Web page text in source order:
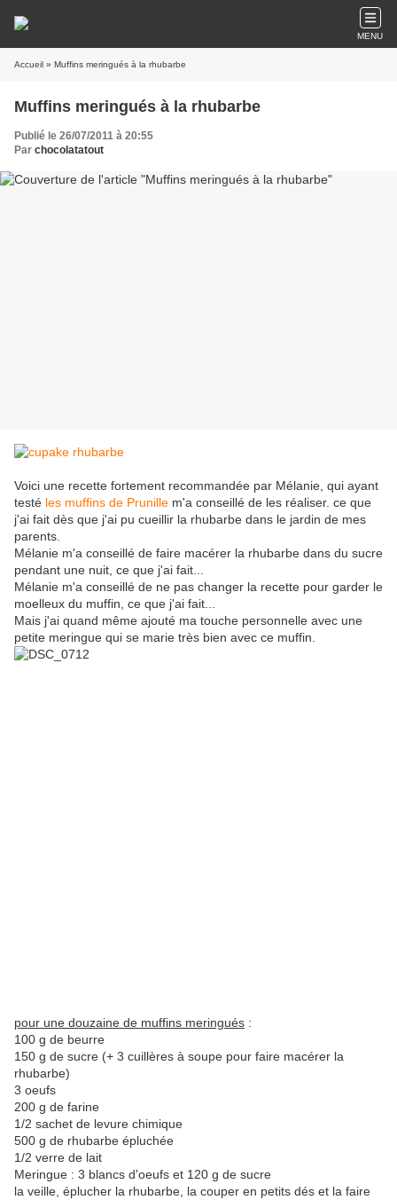
MENU
Accueil » Muffins meringués à la rhubarbe
Muffins meringués à la rhubarbe
Publié le 26/07/2011 à 20:55
Par chocolatatout
Voici une recette fortement recommandée par Mélanie, qui ayant
testé les muffins de Prunille m'a conseillé de les réaliser. ce que
j'ai fait dès que j'ai pu cueillir la rhubarbe dans le jardin de mes
parents.
Mélanie m'a conseillé de faire macérer la rhubarbe dans du sucre
pendant une nuit, ce que j'ai fait...
Mélanie m'a conseillé de ne pas changer la recette pour garder le
moelleux du muffin, ce que j'ai fait...
Mais j'ai quand même ajouté ma touche personnelle avec une
petite meringue qui se marie très bien avec ce muffin.
pour une douzaine de muffins meringués :
100 g de beurre
150 g de sucre (+ 3 cuillères à soupe pour faire macérer la
rhubarbe)
3 oeufs
200 g de farine
1/2 sachet de levure chimique
500 g de rhubarbe épluchée
1/2 verre de lait
Meringue : 3 blancs d'oeufs et 120 g de sucre
la veille, éplucher la rhubarbe, la couper en petits dés et la faire